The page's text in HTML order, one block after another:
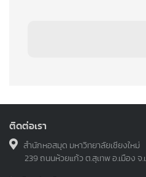
ติดต่อเรา
สำนักหอสมุด มหาวิทยาลัยเชียงใหม่
239 ถนนห้วยแก้ว ต.สุเทพ อ.เมือง จ